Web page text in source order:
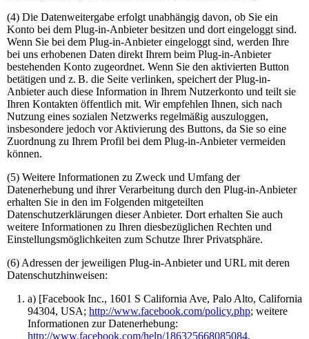
(4) Die Datenweitergabe erfolgt unabhängig davon, ob Sie ein
Konto bei dem Plug-in-Anbieter besitzen und dort eingeloggt sind.
Wenn Sie bei dem Plug-in-Anbieter eingeloggt sind, werden Ihre
bei uns erhobenen Daten direkt Ihrem beim Plug-in-Anbieter
bestehenden Konto zugeordnet. Wenn Sie den aktivierten Button
betätigen und z. B. die Seite verlinken, speichert der Plug-in-
Anbieter auch diese Information in Ihrem Nutzerkonto und teilt sie
Ihren Kontakten öffentlich mit. Wir empfehlen Ihnen, sich nach
Nutzung eines sozialen Netzwerks regelmäßig auszuloggen,
insbesondere jedoch vor Aktivierung des Buttons, da Sie so eine
Zuordnung zu Ihrem Profil bei dem Plug-in-Anbieter vermeiden
können.
(5) Weitere Informationen zu Zweck und Umfang der
Datenerhebung und ihrer Verarbeitung durch den Plug-in-Anbieter
erhalten Sie in den im Folgenden mitgeteilten
Datenschutzerklärungen dieser Anbieter. Dort erhalten Sie auch
weitere Informationen zu Ihren diesbezüglichen Rechten und
Einstellungsmöglichkeiten zum Schutze Ihrer Privatsphäre.
(6) Adressen der jeweiligen Plug-in-Anbieter und URL mit deren
Datenschutzhinweisen:
a) [Facebook Inc., 1601 S California Ave, Palo Alto, California
94304, USA; http://www.facebook.com/policy.php; weitere
Informationen zur Datenerhebung:
http://www.facebook.com/help/186325668085084,